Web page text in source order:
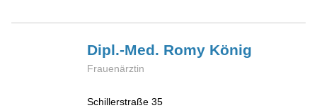
Dipl.-Med. Romy König
Frauenärztin
Schillerstraße 35